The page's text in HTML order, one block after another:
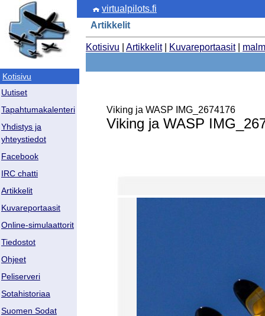
Kotisivu
Uutiset
Tapahtumakalenteri
Yhdistys ja
yhteystiedot
Facebook
IRC chatti
Artikkelit
Kuvareportaasit
Online-simulaattorit
Tiedostot
Ohjeet
Peliserveri
Sotahistoriaa
Suomen Sodat
virtualpilots.fi
Artikkelit
Kotisivu Artikkelit| Kuvareportaasit|
Viking ja WASP IMG_2674176
Viking ja WASP